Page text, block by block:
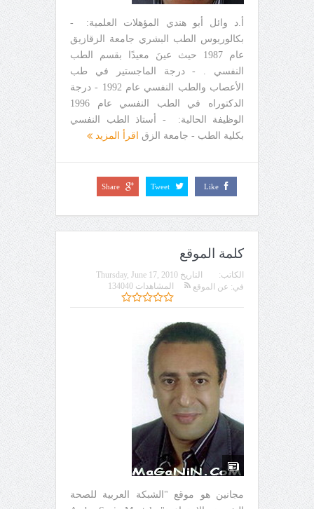
أ.د وائل أبو هندي المؤهلات العلمية: -
بكالوريوس الطب البشري جامعة الزقازيق
عام 1987 حيث عينَ معيدًا بقسم الطب
النفسي . - درجة الماجستير في طب
الأعصاب والطب النفسي عام 1992 - درجة
الدكتوراه في الطب النفسي عام 1996
الوظيفة الحالية: - أستاذ الطب النفسي
بكلية الطب - جامعة الزق اقرأ المزيد
Like
Tweet
Share
كلمة الموقع
الكاتب: التاريخ Thursday, June 17, 2010
في: عن الموقع المشاهدات 134040
مجانين هو موقع "الشبكة العربية للصحة